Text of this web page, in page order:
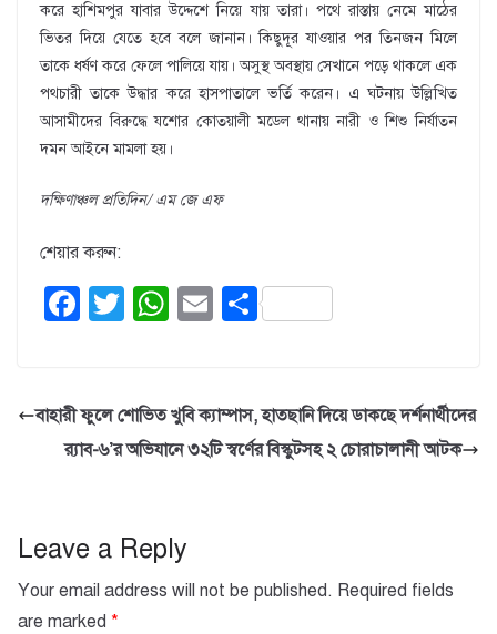
করে হাশিমপুর যাবার উদ্দেশে নিয়ে যায় তারা। পথে রাস্তায় নেমে মাঠের
ভিতর দিয়ে যেতে হবে বলে জানান। কিছুদূর যাওয়ার পর তিনজন মিলে
তাকে ধর্ষণ করে ফেলে পালিয়ে যায়। অসুস্থ অবস্থায় সেখানে পড়ে থাকলে এক
পথচারী তাকে উদ্ধার করে হাসপাতালে ভর্তি করেন। এ ঘটনায় উল্লিখিত
আসামীদের বিরুদ্ধে যশোর কোতয়ালী মডেল থানায় নারী ও শিশু নির্যাতন
দমন আইনে মামলা হয়।
দক্ষিণাঞ্চল প্রতিদিন/ এম জে এফ
শেয়ার করুন:
F
e
b
k
T
er
W
s
A
E S
e
বাহারী ফুলে শোভিত খুবি ক্যাম্পাস, হাতছানি দিয়ে ডাকছে দর্শনার্থীদের
র‌্যাব-৬’র অভিযানে ৩২টি স্বর্ণের বিস্কুটসহ ২ চোরাচালানী আটক
Leave a Reply
Your email address will not be published. Required fields
are marked *